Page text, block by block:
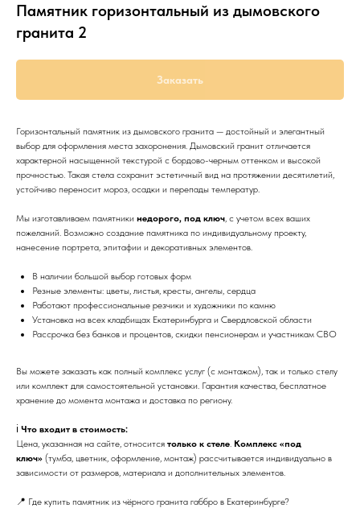
Памятник горизонтальный из дымовского
гранита 2
Заказать
Горизонтальный памятник из дымовского гранита — достойный и элегантный
выбор для оформления места захоронения. Дымовский гранит отличается
характерной насыщенной текстурой с бордово-черным оттенком и высокой
прочностью. Такая стела сохранит эстетичный вид на протяжении десятилетий,
устойчиво переносит мороз, осадки и перепады температур.
Мы изготавливаем памятники недорого, под ключ, с учетом всех ваших
пожеланий. Возможно создание памятника по индивидуальному проекту,
нанесение портрета, эпитафии и декоративных элементов.
В наличии большой выбор готовых форм
Резные элементы: цветы, листья, кресты, ангелы, сердца
Работают профессиональные резчики и художники по камню
Установка на всех кладбищах Екатеринбурга и Свердловской области
Рассрочка без банков и процентов, скидки пенсионерам и участникам СВО
Вы можете заказать как полный комплекс услуг (с монтажом), так и только стелу
или комплект для самостоятельной установки. Гарантия качества, бесплатное
хранение до момента монтажа и доставка по региону.
ℹ️ Что входит в стоимость:
Цена, указанная на сайте, относится только к стеле. Комплекс «под
ключ» (тумба, цветник, оформление, монтаж) рассчитывается индивидуально в
зависимости от размеров, материала и дополнительных элементов.
📍 Где купить памятник из чёрного гранита габбро в Екатеринбурге?